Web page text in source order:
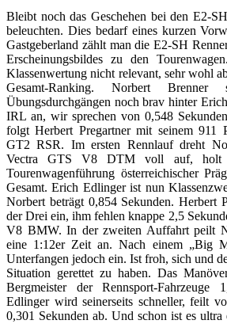
Bleibt noch das Geschehen bei den E2-
beleuchten. Dies bedarf eines kurzen
Gastgeberland zählt man die E2-SH
Erscheinungsbildes zu den
Klassenwertung nicht relevant, sehr wohl
Gesamt-Ranking. Norbert
Übungsdurchgängen noch brav hinter
IRL an, wir sprechen von 0,548
folgt Herbert Pregartner mit seinem 911
GT2 RSR. Im ersten Rennlauf dreht
Vectra GTS V8 DTM voll auf, holt
Tourenwagenführung österreichischer
Gesamt. Erich Edlinger ist nun
Norbert beträgt 0,854 Sekunden. Herbert
der Drei ein, ihm fehlen knappe 2,5
V8 BMW. In der zweiten Auffahrt peilt
eine 1:12er Zeit an. Nach einem „Big
Unterfangen jedoch ein. Ist froh, sich und
Situation gerettet zu haben. Das
Bergmeister der Rennsport-Fahrzeuge
Edlinger wird seinerseits schneller, feilt
0,301 Sekunden ab. Und schon ist es